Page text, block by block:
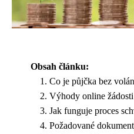
Obsah článku:
Co je půjčka bez
Výhody online
Jak funguje proces
Požadované